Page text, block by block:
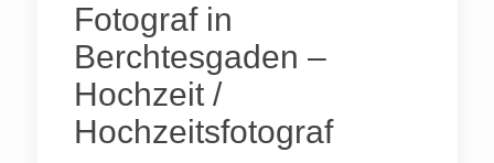
Fotograf in
Berchtesgaden –
Hochzeit /
Hochzeitsfotograf